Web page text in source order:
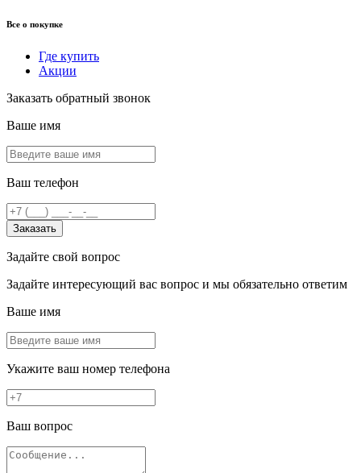
Все о покупке
Где купить
Акции
Заказать обратный звонок
Ваше имя
Ваш телефон
Заказать
Задайте свой вопрос
Задайте интересующий вас вопрос и мы обязательно ответим
Ваше имя
Укажите ваш номер телефона
Ваш вопрос